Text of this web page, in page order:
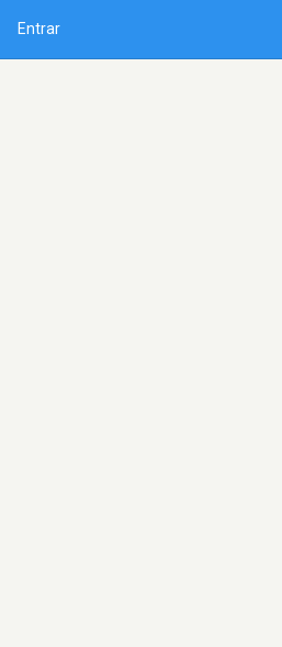
Entrar